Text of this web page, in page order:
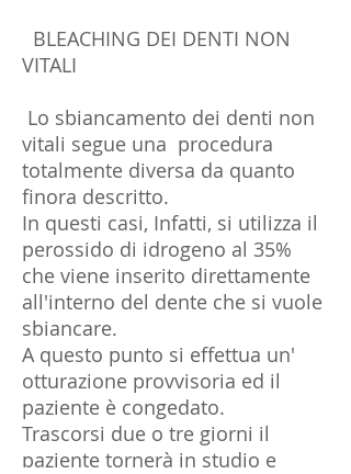
BLEACHING DEI DENTI NON
VITALI
Lo sbiancamento dei denti non
vitali segue una procedura
totalmente diversa da quanto
finora descritto.
In questi casi, Infatti, si utilizza il
perossido di idrogeno al 35%
che viene inserito direttamente
all'interno del dente che si vuole
sbiancare.
A questo punto si effettua un'
otturazione provvisoria ed il
paziente è congedato.
Trascorsi due o tre giorni il
paziente tornerà in studio e